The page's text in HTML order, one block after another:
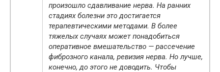
произошло сдавливание нерва. На ранних
стадиях болезни это достигается
терапевтическими методами. В более
тяжелых случаях может понадобиться
оперативное вмешательство — рассечение
фиброзного канала, ревизия нерва. Но лучше,
конечно, до этого не доводить. Чтобы